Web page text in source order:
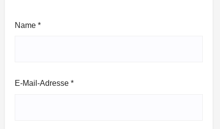
Name *
E-Mail-Adresse *